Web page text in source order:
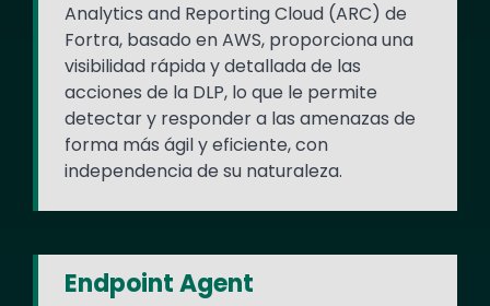
Analytics and Reporting Cloud (ARC) de
Fortra, basado en AWS, proporciona una
visibilidad rápida y detallada de las
acciones de la DLP, lo que le permite
detectar y responder a las amenazas de
forma más ágil y eficiente, con
independencia de su naturaleza.
Endpoint Agent